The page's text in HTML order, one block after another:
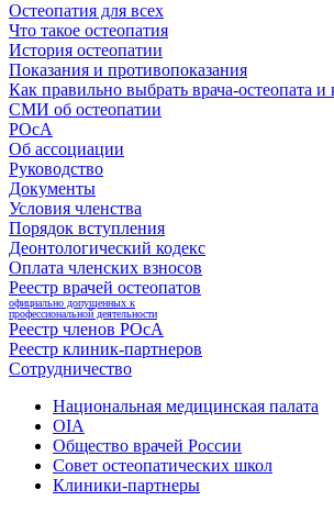
Остеопатия для всех
Что такое остеопатия
История остеопатии
Показания и противопоказания
Как правильно выбрать врача-остеопата
СМИ об остеопатии
РОсА
Об ассоциации
Руководство
Документы
Условия членства
Порядок вступления
Деонтологический кодекс
Оплата членских взносов
Реестр врачей остеопатов
официально допущенных к
профессиональной деятельности
Реестр членов РОсА
Реестр клиник-партнеров
Сотрудничество
Национальная медицинская палата
OIA
Общество врачей России
Совет остеопатических школ
Клиники-партнеры